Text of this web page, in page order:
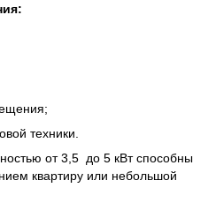
техники.
от 3,5 до 5 кВт способны
квартиру или небольшой